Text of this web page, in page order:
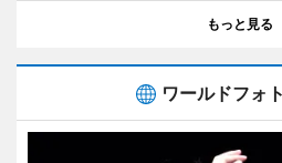
もっと見る
ワールドフォ